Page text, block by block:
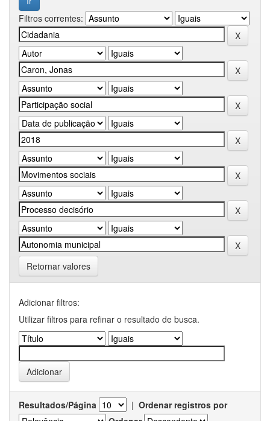
Filtros correntes:
Retornar valores
Adicionar filtros:
Utilizar filtros para refinar o resultado de busca.
Resultados/Página | Ordenar registros por